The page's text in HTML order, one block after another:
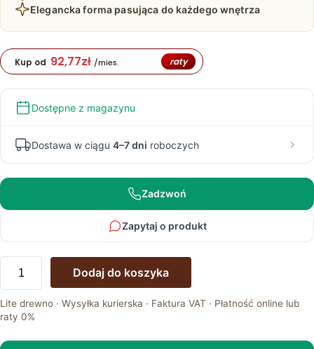
Elegancka forma pasująca do każdego wnętrza
Kup od 92,77zł /mies. raty
Dostępne z magazynu
Dostawa w ciągu 4–7 dni roboczych
Zadzwoń
Zapytaj o produkt
Rozsuwany
Stół
Dębowy
Okrągły
Basic
Dodaj do koszyka
Lite drewno · Wysyłka kurierska · Faktura VAT · Płatność online lub
raty 0%